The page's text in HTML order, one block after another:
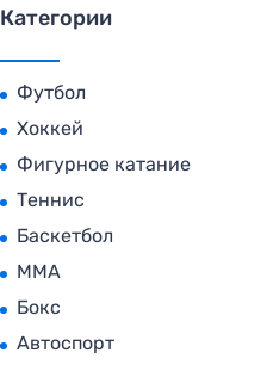
Категории
Футбол
Хоккей
Фигурное катание
Теннис
Баскетбол
MMA
Бокс
Автоспорт